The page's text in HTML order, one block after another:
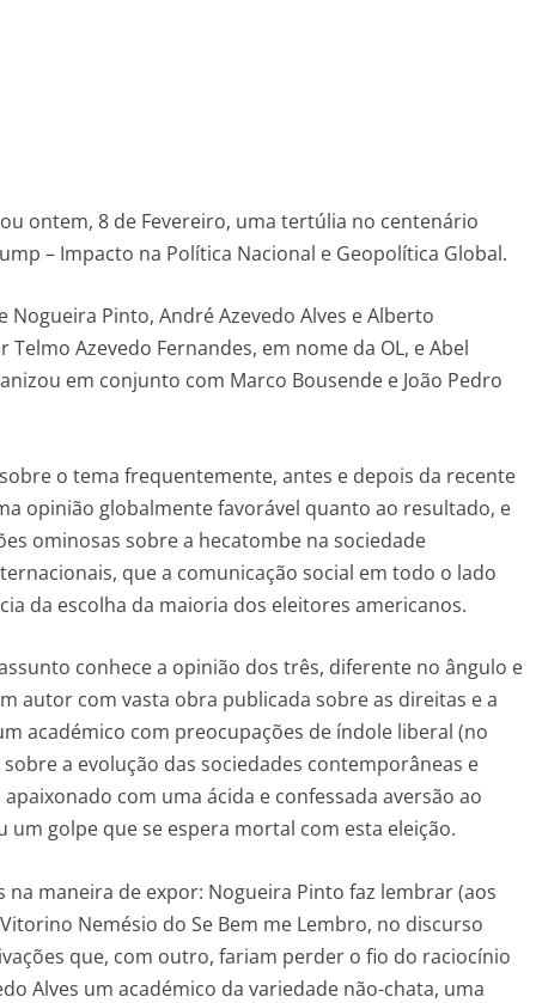
ontem, 8 de Fevereiro, uma tertúlia no centenário
– Impacto na Política Nacional e Geopolítica Global.
Nogueira Pinto, André Azevedo Alves e Alberto
Azevedo Fernandes, em nome da OL, e Abel
em conjunto com Marco Bousende e João Pedro
o tema frequentemente, antes e depois da recente
opinião globalmente favorável quanto ao resultado, e
ominosas sobre a hecatombe na sociedade
que a comunicação social em todo o lado
da escolha da maioria dos eleitores americanos.
conhece a opinião dos três, diferente no ângulo e
autor com vasta obra publicada sobre as direitas e a
académico com preocupações de índole liberal (no
a evolução das sociedades contemporâneas e
com uma ácida e confessada aversão ao
um golpe que se espera mortal com esta eleição.
maneira de expor: Nogueira Pinto faz lembrar (aos
Nemésio do Se Bem me Lembro, no discurso
que, com outro, fariam perder o fio do raciocínio
Alves um académico da variedade não-chata, uma